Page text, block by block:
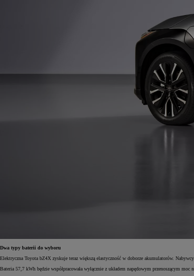
Dwa typy baterii do wyboru
Elektryczna Toyota bZ4X zyskuje teraz większą elastyczność w doborze akumulatorów.
Bateria 57,7 kWh będzie współpracowała wyłącznie z układem napędowym przenoszącym